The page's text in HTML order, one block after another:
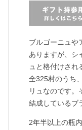
ブルゴーニュや
ありますが、シ
ュと格付けされ
全325村のうち
リュなのです。
結成しているブ
2年半以上の瓶